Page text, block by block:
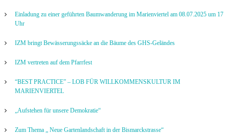
Einladung zu einer geführten Baumwanderung im Marienviertel am 08.07.2025 um 17
Uhr
IZM bringt Bewässerungssäcke an die Bäume des GHS-Geländes
IZM vertreten auf dem Pfarrfest
“BEST PRACTICE” – LOB FÜR WILLKOMMENSKULTUR IM
MARIENVIERTEL
„Aufstehen für unsere Demokratie“
Zum Thema „ Neue Gartenlandschaft in der Bismarckstrasse“